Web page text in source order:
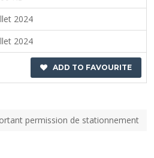
2024
2024
ADD TO FAVOURITE
permission de stationnement